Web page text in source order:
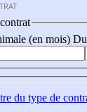
(en mois)
du type de